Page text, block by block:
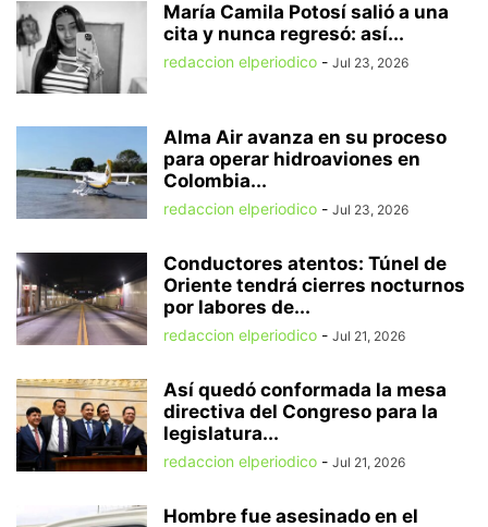
María Camila Potosí salió a una
cita y nunca regresó: así...
redaccion elperiodico - Jul 23, 2026
Alma Air avanza en su proceso
para operar hidroaviones en
Colombia...
redaccion elperiodico - Jul 23, 2026
Conductores atentos: Túnel de
Oriente tendrá cierres nocturnos
por labores de...
redaccion elperiodico - Jul 21, 2026
Así quedó conformada la mesa
directiva del Congreso para la
legislatura...
redaccion elperiodico - Jul 21, 2026
Hombre fue asesinado en el